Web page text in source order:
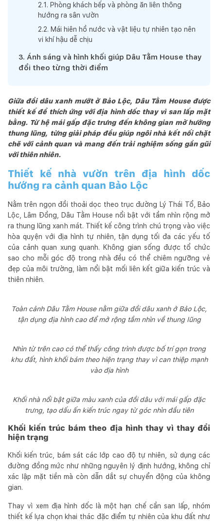
2.1 . Phòng khách bếp và phòng ăn liên thông
hướng ra sân vườn
2.2. Mái hiên hồ nước và vật liệu tự nhiên tạo nên
vi khí hậu dễ chịu
3. Ánh sáng và hình khối giúp Dâu Tằm House thay
đổi theo từng thời điểm
Giữa đồi dâu xanh mướt ở Bảo Lộc, Dâu Tằm House được
thiết kế để thích ứng với địa hình dốc thay vì san lấp mặt
bằng. Từ hệ mái gấp đặc trưng đến không gian mở hướng
thung lũng, từng giải pháp đều giúp ngôi nhà kết nối chặt
chẽ với cảnh quan và mang đến trải nghiệm sống gần gũi
với thiên nhiên.
Thiết kế nhà vườn trên địa hình dốc
hướng ra cảnh quan Bảo Lộc
Nằm trên ngọn đồi thoải dọc theo trục đường Lý Thái Tổ, Bảo
Lộc, Lâm Đồng, Dâu Tằm House nổi bật với tầm nhìn rộng mở
ra thung lũng xanh mát. Thiết kế công trình chú trọng vào việc
hòa quyện với địa hình tự nhiên, tận dụng tối đa các yếu tố
của cảnh quan xung quanh. Không gian sống được tổ chức
sao cho mỗi góc độ trong nhà đều có thể chiêm ngưỡng vẻ
đẹp của môi trường, làm nổi bật mối liên kết giữa kiến trúc và
thiên nhiên.
Toàn cảnh Dâu Tằm House nằm giữa đồi dâu xanh ở Bảo Lộc,
tận dụng địa hình cao để mở rộng tầm nhìn về thung lũng
Nhìn từ trên cao có thể thấy công trình được bố trí gọn trong
khu đất, hình khối bám theo hiện trạng thay vì can thiệp mạnh
vào địa hình
Khối nhà nổi bật giữa màu xanh của đồi dâu với mái gấp đặc
trưng, tạo dấu ấn kiến trúc ngay từ góc nhìn đầu tiên
Khối kiến trúc bám theo địa hình thay vì thay đổi
hiện trạng
Khối kiến trúc, bám sát các lớp cao độ tự nhiên, sử dụng các
đường đồng mức như những nguyên lý định hướng, không chỉ
xác lập mặt tiền mà còn dẫn dắt sự chuyển động của không
gian.
Thay vì xem địa hình dốc là một hạn chế cần san lấp, nhóm
thiết kế lựa chọn khai thác đặc điểm tự nhiên của khu đất như